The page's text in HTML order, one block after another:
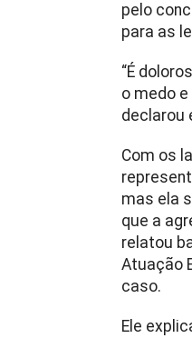
pelo
para as
“É
o medo
declarou
Com os
mas ela
que a
relatou
Atuação
caso.
Ele